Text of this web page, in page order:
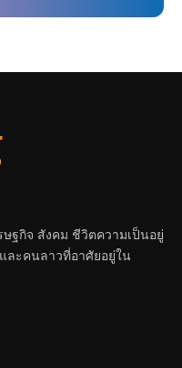
ฐกิจ สังคม ชีวิตความเป็นอยู่
ละคนลาวที่อาศัยอยู่ใน